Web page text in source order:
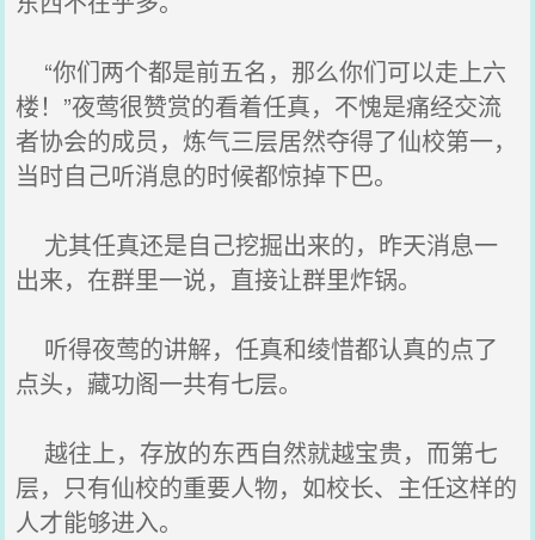
“你们两个都是前五名，那么你们可以走上六
楼！”夜莺很赞赏的看着任真，不愧是痛经交流
者协会的成员，炼气三层居然夺得了仙校第一，
当时自己听消息的时候都惊掉下巴。
尤其任真还是自己挖掘出来的，昨天消息一
出来，在群里一说，直接让群里炸锅。
听得夜莺的讲解，任真和绫惜都认真的点了
点头，藏功阁一共有七层。
越往上，存放的东西自然就越宝贵，而第七
层，只有仙校的重要人物，如校长、主任这样的
人才能够进入。